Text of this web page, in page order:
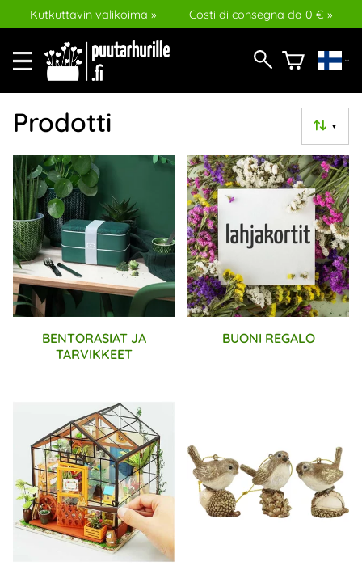
Kutkuttavin valikoima » Costi di consegna da 0 € »
▼
Prodotti
BENTORASIAT JA
TARVIKKEET
BUONI REGALO